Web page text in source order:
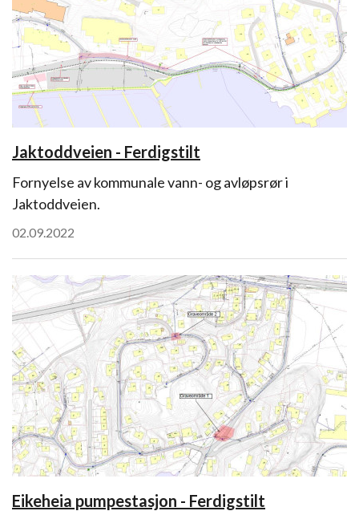
Jaktoddveien - Ferdigstilt
Fornyelse av kommunale vann- og avløpsrør i
Jaktoddveien.
02.09.2022
Eikeheia pumpestasjon - Ferdigstilt